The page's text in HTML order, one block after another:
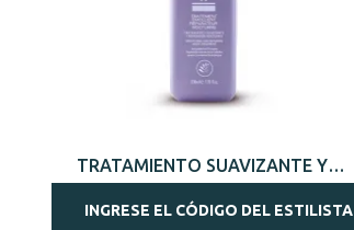
VISTA RÁPIDA
TRATAMIENTO SUAVIZANTE Y
REPARADOR NOCTURNO 230ML
INGRESE EL CÓDIGO DEL ESTILISTA